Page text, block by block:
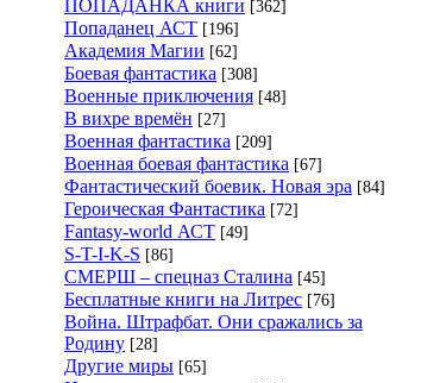
ПОПАДАНКА книги [362]
Попаданец АСТ [196]
Академия Магии [62]
Боевая фантастика [308]
Военные приключения [48]
В вихре времён [27]
Военная фантастика [209]
Военная боевая фантастика [67]
Фантастический боевик. Новая эра [84]
Героическая Фантастика [72]
Fantasy-world АСТ [49]
S-T-I-K-S [86]
СМЕРШ – спецназ Сталина [45]
Бесплатные книги на Литрес [76]
Война. Штрафбат. Они сражались за
Родину [28]
Другие миры [65]